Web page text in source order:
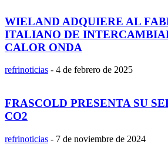
WIELAND ADQUIERE AL
ITALIANO DE
CALOR ONDA
refrinoticias - 4 de febrero de 2025
FRASCOLD PRESENTA SU
CO2
refrinoticias - 7 de noviembre de 2024